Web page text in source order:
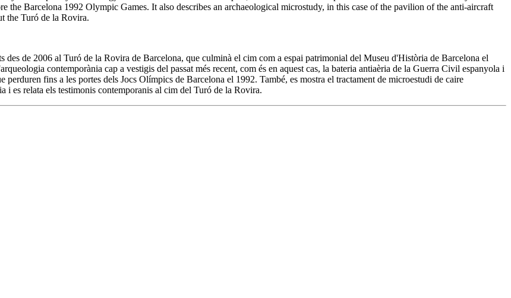
the Barcelona 1992 Olympic Games. It also describes an archaeological microstudy, in this case of the pavilion of the anti-aircraft
the Turó de la Rovira.
des de 2006 al Turó de la Rovira de Barcelona, que culminà el cim com a espai patrimonial del Museu d'Història de Barcelona el
contemporània cap a vestigis del passat més recent, com és en aquest cas, la bateria antiaèria de la Guerra Civil espanyola i
perduren fins a les portes dels Jocs Olímpics de Barcelona el 1992. També, es mostra el tractament de microestudi de caire
i es relata els testimonis contemporanis al cim del Turó de la Rovira.